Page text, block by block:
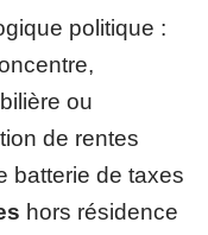
politique :
ou
de rentes
batterie de taxes
hors résidence